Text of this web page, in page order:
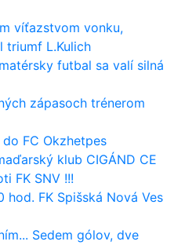
víťazstvom vonku,
triumf L.Kulich
futbal sa valí silná
zápasoch trénerom
FC Okzhetpes
klub CIGÁND CE
FK SNV !!!
hod. FK Spišská Nová Ves
Sedem gólov, dve